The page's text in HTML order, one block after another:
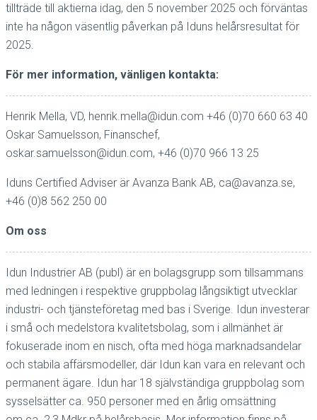
tillträde till aktierna idag, den 5 november 2025 och förväntas
inte ha någon väsentlig påverkan på Iduns helårsresultat för
2025.
För mer information, vänligen kontakta:
Henrik Mella, VD, henrik.mella@idun.com +46 (0)70 660 63 40
Oskar Samuelsson, Finanschef,
oskar.samuelsson@idun.com, +46 (0)70 966 13 25
Iduns Certified Adviser är Avanza Bank AB, ca@avanza.se,
+46 (0)8 562 250 00
Om oss
Idun Industrier AB (publ) är en bolagsgrupp som tillsammans
med ledningen i respektive gruppbolag långsiktigt utvecklar
industri- och tjänsteföretag med bas i Sverige. Idun investerar
i små och medelstora kvalitetsbolag, som i allmänhet är
fokuserade inom en nisch, ofta med höga marknadsandelar
och stabila affärsmodeller, där Idun kan vara en relevant och
permanent ägare. Idun har 18 självständiga gruppbolag som
sysselsätter ca. 950 personer med en årlig omsättning